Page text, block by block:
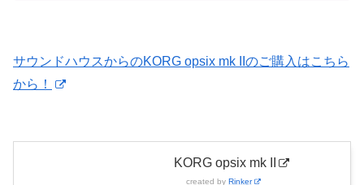
サウンドハウスからのKORG opsix mk IIのご購入はこちら
から！
KORG opsix mk II
created by Rinker